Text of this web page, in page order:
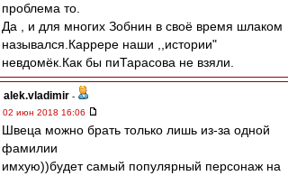
проблема то.
Да , и для многих Зобнин в своё время шлаком
назывался.Каррере наши ,,истории"
невдомёк.Как бы пиТарасова не взяли.
alek.vladimir -
02 июн 2018 16:06
Швеца можно брать только лишь из-за одной
фамилии
имхую))будет самый популярный персонаж на